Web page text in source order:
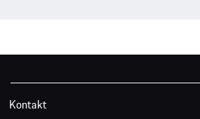
Kontakt